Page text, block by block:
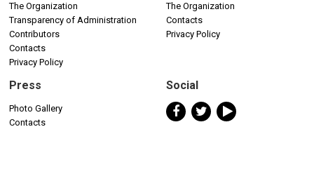
The Organization
Transparency of Administration
Contributors
Contacts
Privacy Policy
The Organization
Contacts
Privacy Policy
Press
Photo Gallery
Contacts
Social